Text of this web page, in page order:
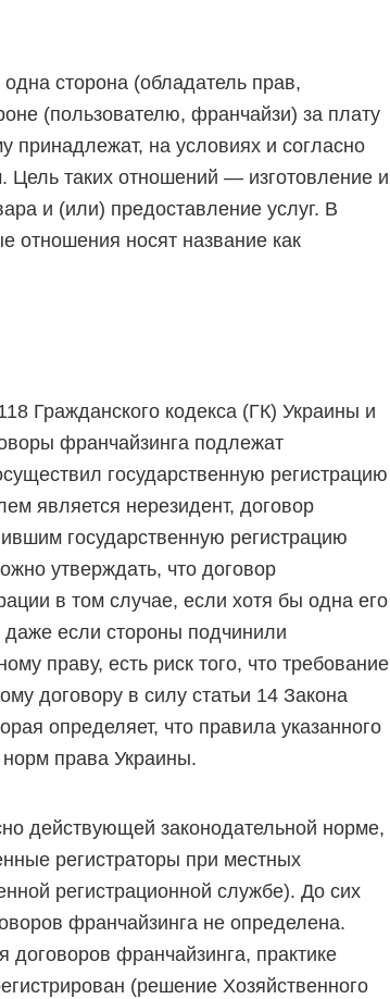
сторона (обладатель прав,
(пользователю, франчайзи) за плату
принадлежат, на условиях и согласно
таких отношений — изготовление и
и (или) предоставление услуг. В
отношения носят название как
Гражданского кодекса (ГК) Украины и
франчайзинга подлежат
государственную регистрацию
является нерезидент, договор
государственную регистрацию
утверждать, что договор
в том случае, если хотя бы одна его
если стороны подчинили
праву, есть риск того, что требование
договору в силу статьи 14 Закона
определяет, что правила указанного
права Украины.
действующей законодательной норме,
регистраторы при местных
регистрационной службе). До сих
франчайзинга не определена.
договоров франчайзинга, практике
(решение Хозяйственного